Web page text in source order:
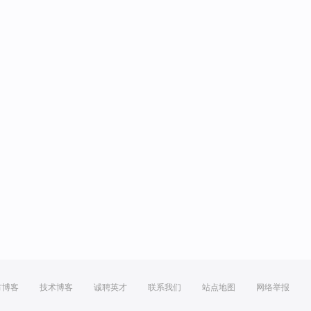
博客 技术博客 诚聘英才 联系我们 站点地图 网络举报